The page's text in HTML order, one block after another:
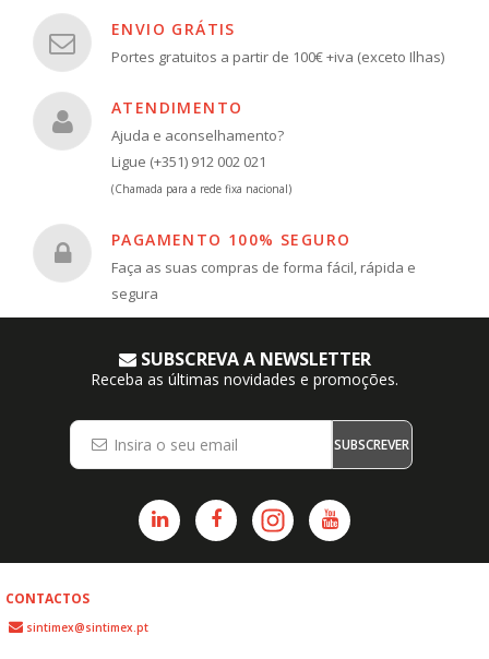
ENVIO GRÁTIS
Portes gratuitos a partir de 100€ +iva (exceto Ilhas)
ATENDIMENTO
Ajuda e aconselhamento?
Ligue (+351) 912 002 021
(Chamada para a rede fixa nacional)
PAGAMENTO 100% SEGURO
Faça as suas compras de forma fácil, rápida e
segura
SUBSCREVA A NEWSLETTER
Receba as últimas novidades e promoções.
SUBSCREVER
CONTACTOS
sintimex@sintimex.pt